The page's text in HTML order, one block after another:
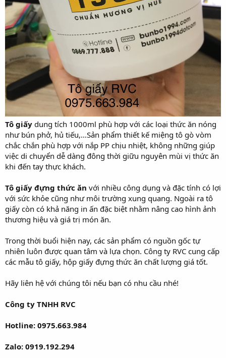
Tô giấy dung tích 1000ml phù hợp với các loại thức ăn nóng
như bún phở, hủ tiếu,…Sản phẩm thiết kế miệng tô gò vòm
chắc chắn phù hợp với nắp PP chịu nhiệt, không những giúp
việc di chuyển dễ dàng đông thời giữu nguyên mùi vị thức ăn
khi đến tay thực khách.
Tô giấy đựng thức ăn với nhiều công dụng và đặc tính có lợi
với sức khỏe cũng như môi trường xung quang. Ngoài ra tô
giấy còn có khả năng in ấn đặc biệt nhằm nâng cao hình ảnh
thương hiệu và giá trị món ăn.
Trong thời buổi hiện nay, các sản phẩm có nguồn gốc tự
nhiên luôn được quan tâm và lựa chọn. Công ty RVC cung cấp
các mẫu tô giấy, hộp giấy đựng thức ăn chất lượng giá tốt.
Hãy liên hệ với chúng tôi nếu bạn có nhu cầu nhé!
Công ty TNHH RVC
Hotline: 0975.663.984
Zalo: 0919.192.294